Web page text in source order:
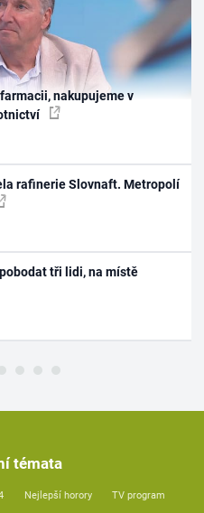
nakupujeme v
rafinerie Slovnaft. Metropolí
tři lidi, na místě
témata
Nejlepší horory TV program